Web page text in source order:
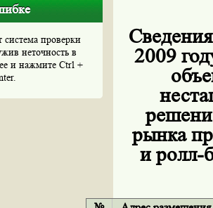
система проверки
неточность в
и нажмите Ctrl +
2009
рынка
и ролл-